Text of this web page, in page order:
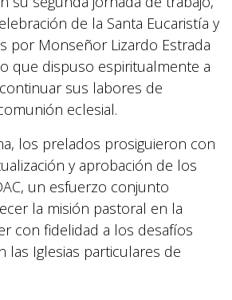
de la Santa Eucaristía y
por Monseñor Lizardo Estrada
que dispuso espiritualmente a
sus labores de
eclesial.
los prelados prosiguieron con
y aprobación de los
un esfuerzo conjunto
la misión pastoral en la
con fidelidad a los desafíos
las Iglesias particulares de